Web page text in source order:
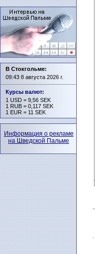
В Стокгольме:
09:43 8 августа 2026 г.
Курсы валют:
1 USD = 9,56 SEK
1 RUB = 0,117 SEK
1 EUR = 11 SEK
Информация о рекламе
на Шведской Пальме